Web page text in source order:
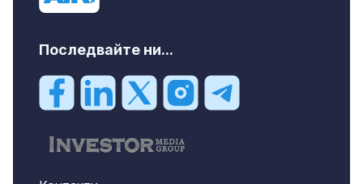
Последвайте ни...